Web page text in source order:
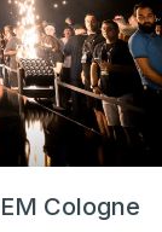
Cologne